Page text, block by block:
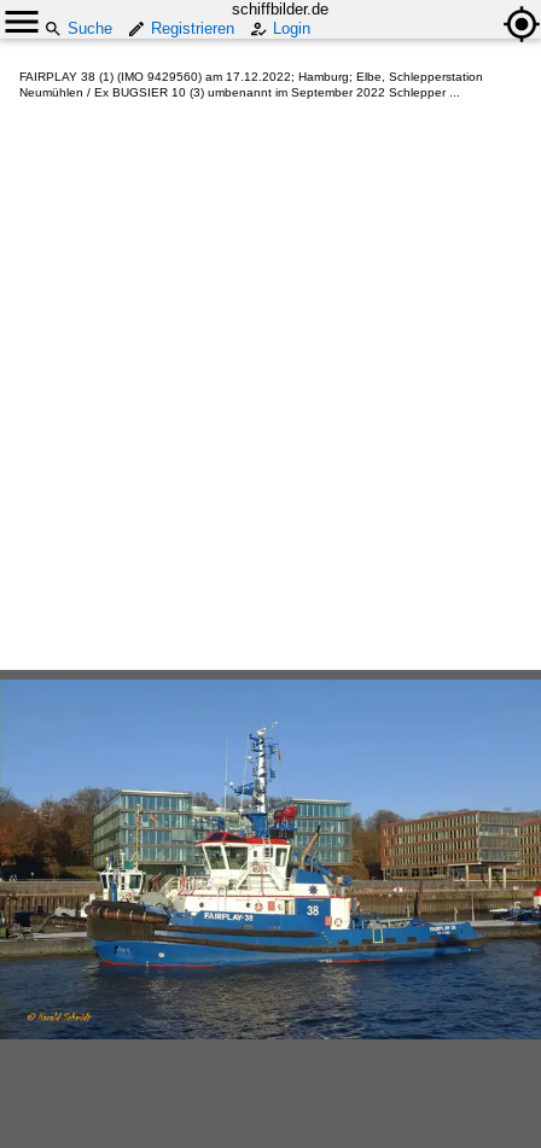
schiffbilder.de
Suche
Registrieren Login
FAIRPLAY 38 (1) (IMO 9429560) am 17.12.2022; Hamburg; Elbe, Schlepperstation
Neumühlen / Ex BUGSIER 10 (3) umbenannt im September 2022 Schlepper ...